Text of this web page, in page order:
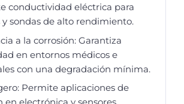
conductividad eléctrica para
sondas de alto rendimiento.
a la corrosión: Garantiza
en entornos médicos e
con una degradación mínima.
Permite aplicaciones de